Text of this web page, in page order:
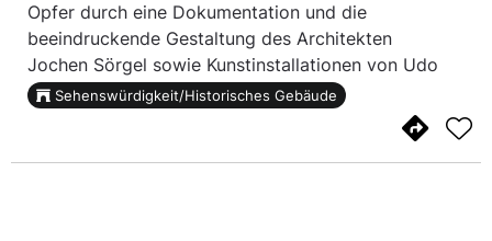
Opfer durch eine Dokumentation und die
beeindruckende Gestaltung des Architekten
Jochen Sörgel sowie Kunstinstallationen von Udo
Rödel, Klaus Schröter, Dietrich Kelterer und Ludwig
Sehenswürdigkeit/Historisches Gebäude